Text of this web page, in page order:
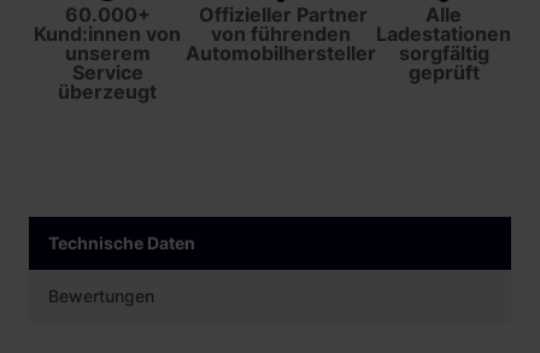
60.000+
Kund:innen von
unserem
Service
überzeugt
Offizieller Partner
von führenden
Automobilhersteller
Alle
Ladestationen
sorgfältig
geprüft
Technische Daten
Bewertungen